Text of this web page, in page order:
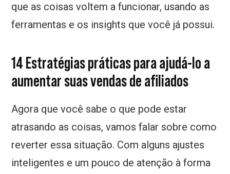
que as coisas voltem a funcionar, usando as
ferramentas e os insights que você já possui.
14 Estratégias práticas para ajudá-lo a
aumentar suas vendas de afiliados
Agora que você sabe o que pode estar
atrasando as coisas, vamos falar sobre como
reverter essa situação. Com alguns ajustes
inteligentes e um pouco de atenção à forma